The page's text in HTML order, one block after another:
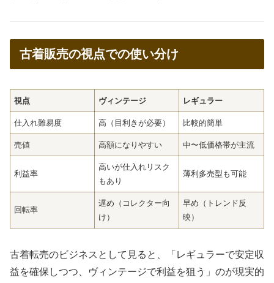
古着販売の視点での使い分け
視点 ヴィンテージ レギュラー
仕入れ難易度 高（目利きが必要） 比較的簡単
売値 高額になりやすい 中〜低価格帯が主流
利益率
高いが仕入れリスク
もあり
薄利多売型も可能
回転率
遅め（コレクター向
け）
早め（トレンド反
映）
古着転売のビジネスとして見ると、「レギュラーで安定収
益を確保しつつ、ヴィンテージで利益を狙う」のが現実的